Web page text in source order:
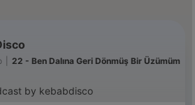
22 - Ben Dalına Geri Dönmüş Bir Üzümüm
by kebabdisco